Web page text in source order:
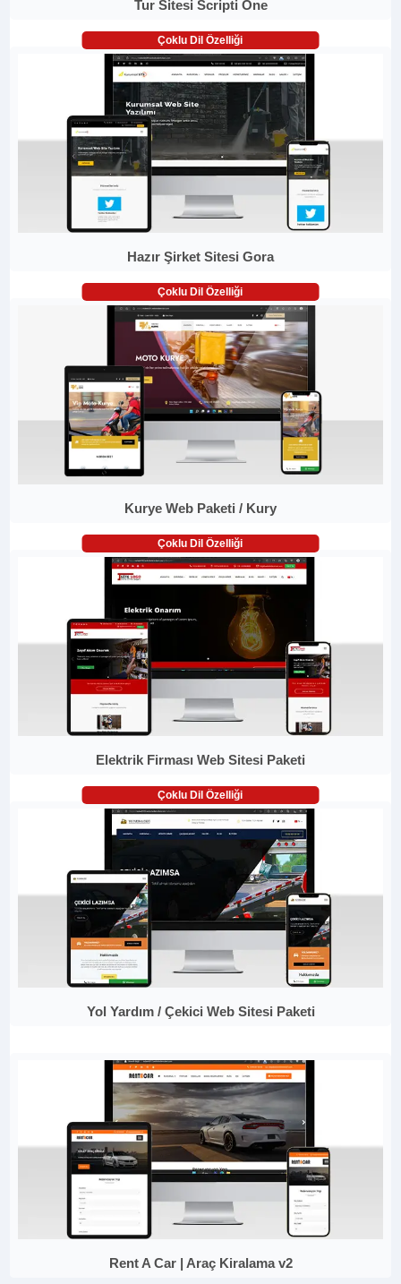
Tur Sitesi Scripti One
Çoklu Dil Özelliği
Hazır Şirket Sitesi Gora
Çoklu Dil Özelliği
Kurye Web Paketi / Kury
Çoklu Dil Özelliği
Elektrik Firması Web Sitesi Paketi
Çoklu Dil Özelliği
Yol Yardım / Çekici Web Sitesi Paketi
Rent A Car | Araç Kiralama v2